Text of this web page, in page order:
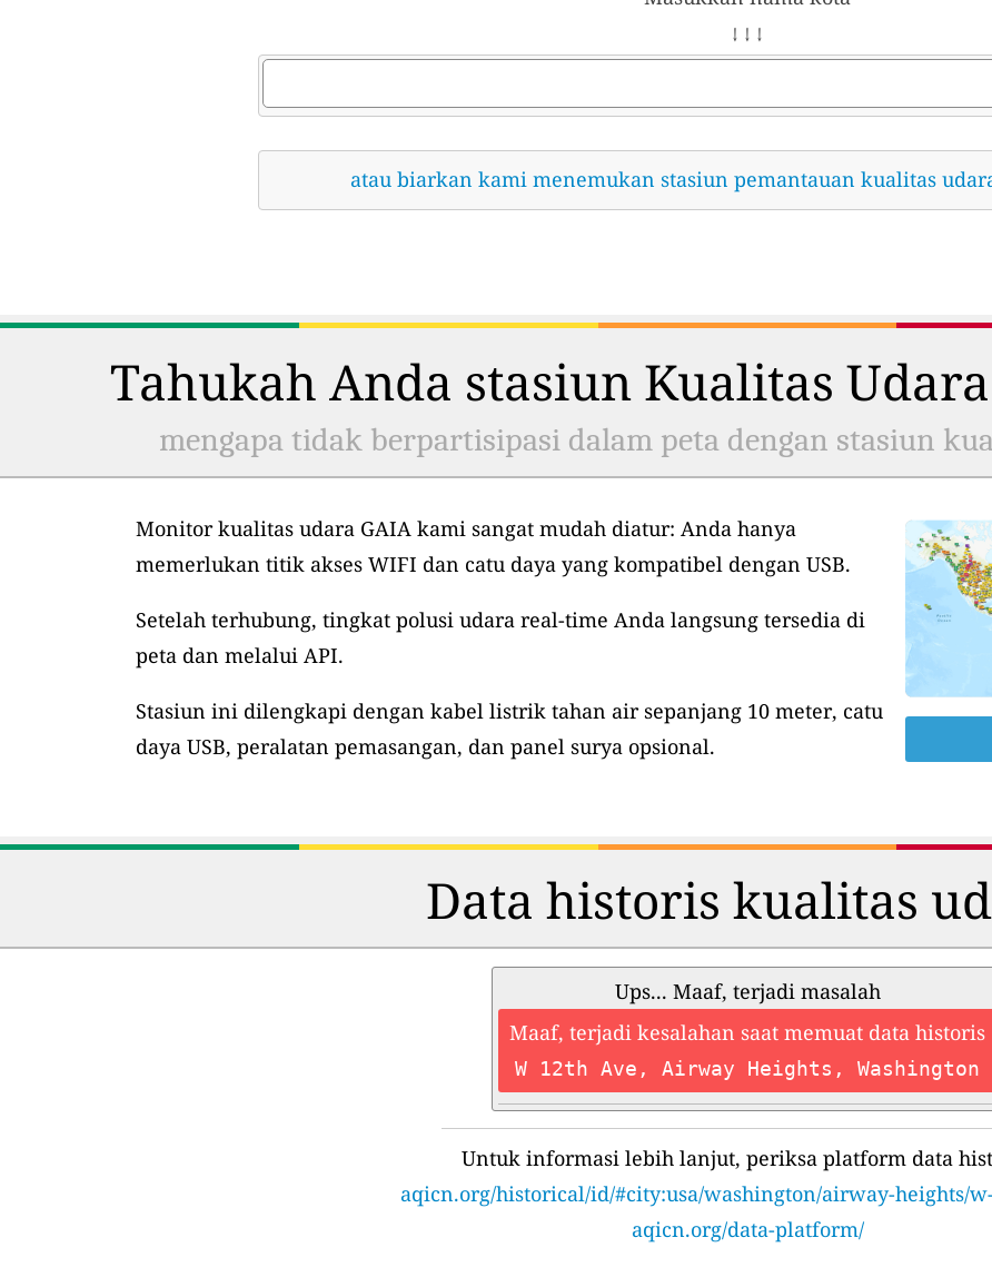
↓ ↓ ↓
atau biarkan kami menemukan stasiun pemantauan kualitas
Tahukah Anda stasiun Kualitas
mengapa tidak berpartisipasi dalam peta dengan stasiun
Monitor kualitas udara GAIA kami sangat mudah diatur: Anda hanya
memerlukan titik akses WIFI dan catu daya yang kompatibel dengan USB.
Setelah terhubung, tingkat polusi udara real-time Anda langsung tersedia di
peta dan melalui API.
Stasiun ini dilengkapi dengan kabel listrik tahan air sepanjang 10 meter, catu
daya USB, peralatan pemasangan, dan panel surya opsional.
Data historis kualitas
Ups... Maaf, terjadi masalah
Maaf, terjadi kesalahan saat memuat data historis
W 12th Ave, Airway Heights, Washington
Untuk informasi lebih lanjut, periksa platform data
aqicn.org/historical/id/#city:usa/washington/airway-heights/
aqicn.org/data-platform/